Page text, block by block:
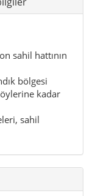
sahil hattının
bölgesi
kadar
sahil